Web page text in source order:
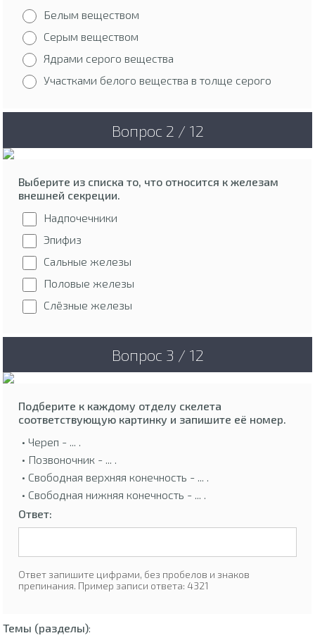
Белым веществом
Серым веществом
Ядрами серого вещества
Участками белого вещества в толще серого
Вопрос 2 / 12
Выберите из списка то, что относится к железам
внешней секреции.
Надпочечники
Эпифиз
Сальные железы
Половые железы
Слёзные железы
Вопрос 3 / 12
Подберите к каждому отделу скелета
соответствующую картинку и запишите её номер.
• Череп - ... .
• Позвоночник - ... .
• Свободная верхняя конечность - ... .
• Свободная нижняя конечность - ... .
Ответ:
Ответ запишите цифрами, без пробелов и знаков
препинания. Пример записи ответа: 4321
Темы (разделы):